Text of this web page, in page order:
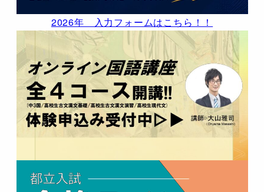
都立上野高校にはうーより
2026年6月10日
在校生。頭おかしいけど優しくておもろいやつ多
くて助かるｚ
都立竹早高校に竹早2年生の保護者 より
2026年5月22日
竹早2年生の保護者です。竹早では3年の文理選択
に向け、2年の夏～秋に3年のコース…
2026年5月12日
定時制に在籍してます。100分授業なので、3年で
2026年 入力フォームはこちら！！